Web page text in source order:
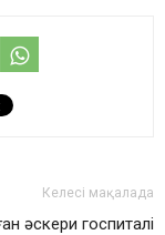
Келесі мақалада
әскери госпиталі